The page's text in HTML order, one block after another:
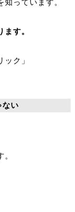
っています。
す。
ック」
い